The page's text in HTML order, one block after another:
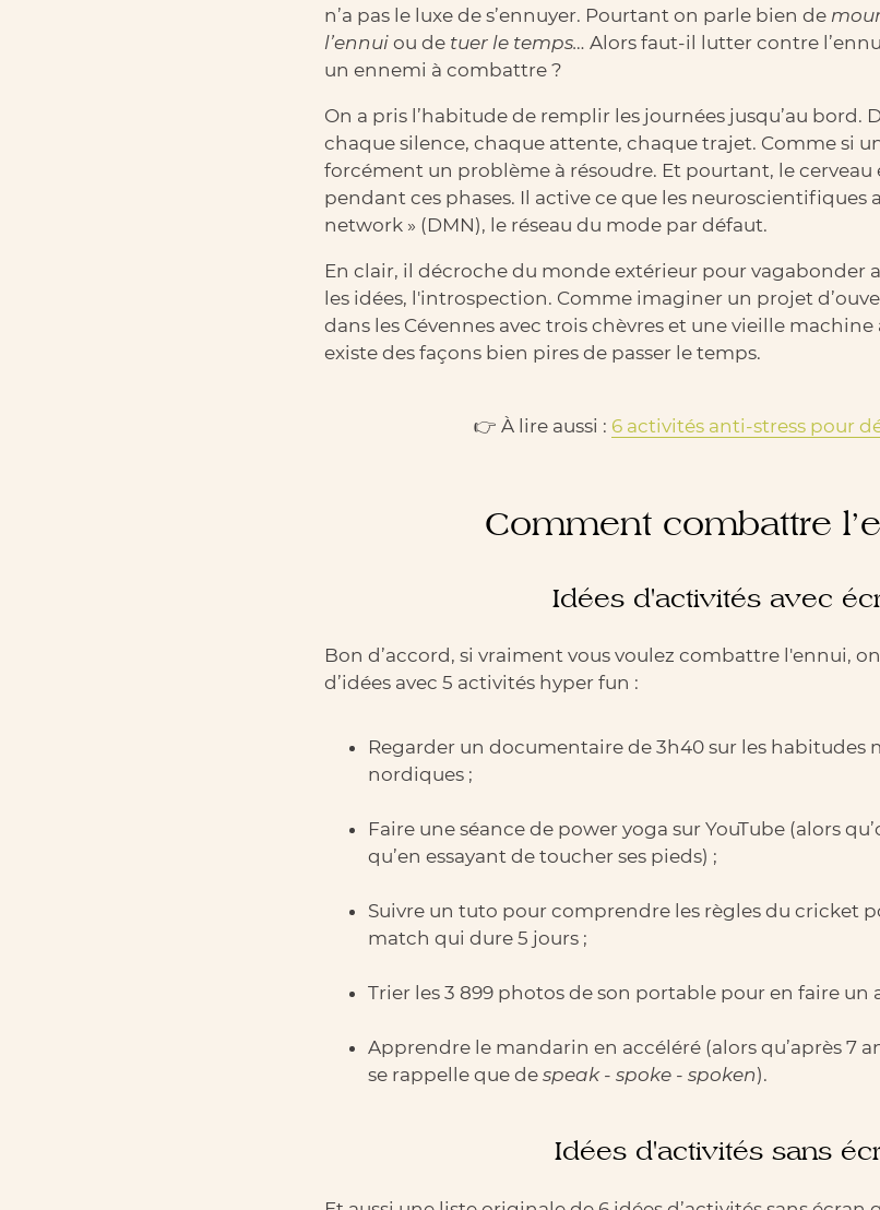
n’a pas le luxe de s’ennuyer. Pourtant on parle bien de
l’ennui ou de tuer le temps… Alors faut-il lutter contre
un ennemi à combattre ?
On a pris l’habitude de remplir les journées jusqu’au bord.
chaque silence, chaque attente, chaque trajet. Comme si
forcément un problème à résoudre. Et pourtant, le cerveau
pendant ces phases. Il active ce que les neuroscientifiques
network » (DMN), le réseau du mode par défaut.
En clair, il décroche du monde extérieur pour vagabonder
les idées, l'introspection. Comme imaginer un projet
dans les Cévennes avec trois chèvres et une vieille
existe des façons bien pires de passer le temps.
👉 À lire aussi : 6 activités anti-stress pour
Comment combattre
Idées d'activités avec
Bon d’accord, si vraiment vous voulez combattre l'ennui,
d’idées avec 5 activités hyper fun :
Regarder un documentaire de 3h40 sur les habitudes
nordiques ;
Faire une séance de power yoga sur YouTube (alors
qu’en essayant de toucher ses pieds) ;
Suivre un tuto pour comprendre les règles du cricket
match qui dure 5 jours ;
Trier les 3 899 photos de son portable pour en faire un
Apprendre le mandarin en accéléré (alors qu’après 7
se rappelle que de speak - spoke - spoken).
Idées d'activités sans